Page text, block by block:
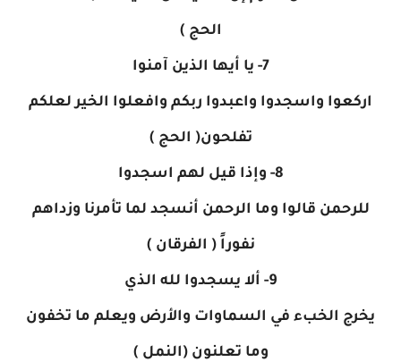
الحج )
7- يا أيها الذين آمنوا
اركعوا واسجدوا واعبدوا ربكم وافعلوا الخير لعلكم
تفلحون( الحج )
8- وإذا قيل لهم اسجدوا
للرحمن قالوا وما الرحمن أنسجد لما تأمرنا وزداهم
نفوراً ( الفرقان )
9- ألا يسجدوا لله الذي
يخرج الخبء في السماوات والأرض ويعلم ما تخفون
وما تعلنون (النمل )